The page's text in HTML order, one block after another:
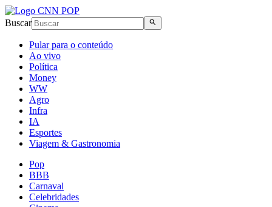
Buscar
Pular para o conteúdo
Ao vivo
Política
Money
WW
Agro
Infra
IA
Esportes
Viagem & Gastronomia
Pop
BBB
Carnaval
Celebridades